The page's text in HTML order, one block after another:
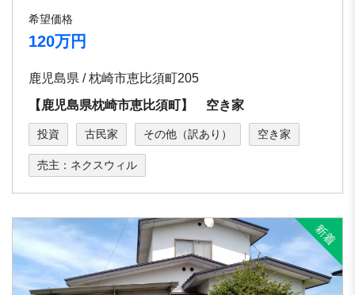
希望価格
120万円
鹿児島県 / 枕崎市恵比須町205
【鹿児島県枕崎市恵比須町】 空き家
投資 古民家 その他（訳あり） 空き家
売主：ネクスウィル